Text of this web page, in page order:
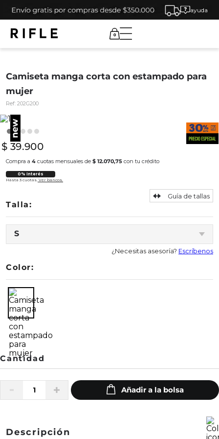
ayuda
0
Camiseta manga corta con estampado para
mujer
Ref: 202G200
$ 39.900
Compra a 4 cuotas mensuales de $ 12.070,75 con tu crédito
0% Interés
Hasta 3 cuotas. Ver bancos.
S
Guía de tallas
¿Necesitas asesoría? Escríbenos
Color:
Descripción